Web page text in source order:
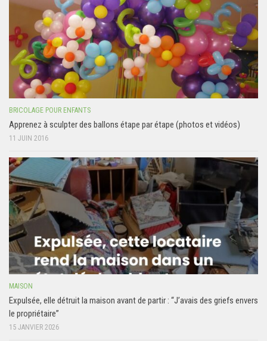
BRICOLAGE POUR ENFANTS
Apprenez à sculpter des ballons étape par étape (photos et vidéos)
11 JUIN 2016
MAISON
Expulsée, elle détruit la maison avant de partir : “J’avais des griefs envers
le propriétaire”
15 JANVIER 2026